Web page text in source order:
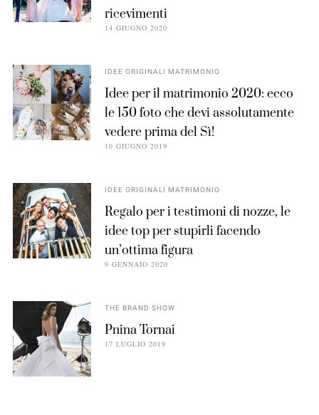
ricevimenti
14 GIUGNO 2020
IDEE ORIGINALI MATRIMONIO
Idee per il matrimonio 2020: ecco
le 150 foto che devi assolutamente
vedere prima del Sì!
10 GIUGNO 2019
IDEE ORIGINALI MATRIMONIO
Regalo per i testimoni di nozze, le
idee top per stupirli facendo
un’ottima figura
9 GENNAIO 2020
THE BRAND SHOW
Pnina Tornai
17 LUGLIO 2019